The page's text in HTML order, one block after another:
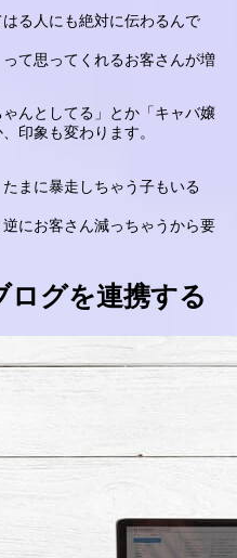
る人にも絶対に伝わるんで
て思ってくれるお客さんが増
んとしてる」とか「キャバ嬢
印象も変わります。
まに暴走しちゃう子もいる
にお客さん減っちゃうから要
ログを連携する